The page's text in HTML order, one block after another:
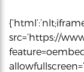
src=’https://